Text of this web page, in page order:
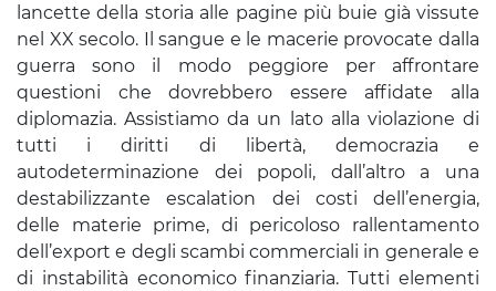
lancette della storia alle pagine più buie già vissute
nel XX secolo. Il sangue e le macerie provocate dalla
guerra sono il modo peggiore per affrontare
questioni che dovrebbero essere affidate alla
diplomazia. Assistiamo da un lato alla violazione di
tutti i diritti di libertà, democrazia e
autodeterminazione dei popoli, dall’altro a una
destabilizzante escalation dei costi dell’energia,
delle materie prime, di pericoloso rallentamento
dell’export e degli scambi commerciali in generale e
di instabilità economico finanziaria. Tutti elementi